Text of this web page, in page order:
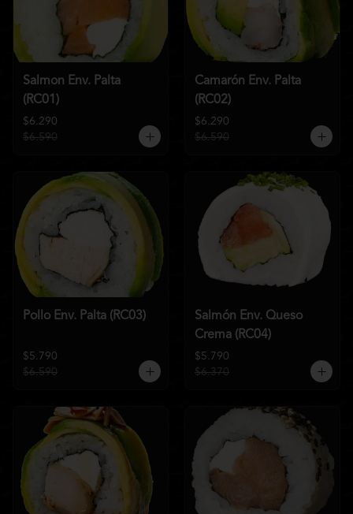
Salmon Env. Palta
(RC01)
$6.290
$6.590
Camarón Env. Palta
(RC02)
$6.290
$6.590
Pollo Env. Palta (RC03)
$5.790
$6.590
Salmón Env. Queso
Crema (RC04)
$5.790
$6.370